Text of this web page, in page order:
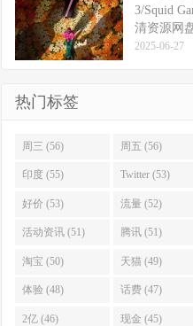
3/Squid
清资源网
2025-06-27
热门标签
周三 (56) 周五 (56)
印度 (55) Twitter (53)
好价 (53) 流量 (52)
活动资讯 (51) 腾讯 (51)
淘宝 (50) 天猫 (49)
体验 (48) 话费 (47)
2亿 (46) 现金 (45)